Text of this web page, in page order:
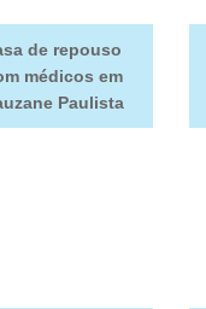
de repouso
médicos em
Paulista